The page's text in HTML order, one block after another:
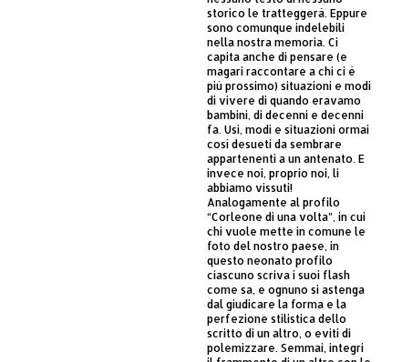
storico le tratteggerà. Eppure
sono comunque indelebili
nella nostra memoria. Ci
capita anche di pensare (e
magari raccontare a chi ci è
più prossimo) situazioni e modi
di vivere di quando eravamo
bambini, di decenni e decenni
fa. Usi, modi e situazioni ormai
così desueti da sembrare
appartenenti a un antenato. E
invece noi, proprio noi, li
abbiamo vissuti!
Analogamente al profilo
“Corleone di una volta”, in cui
chi vuole mette in comune le
foto del nostro paese, in
questo neonato profilo
ciascuno scriva i suoi flash
come sa, e ognuno si astenga
dal giudicare la forma e la
perfezione stilistica dello
scritto di un altro, o eviti di
polemizzare. Semmai, integri